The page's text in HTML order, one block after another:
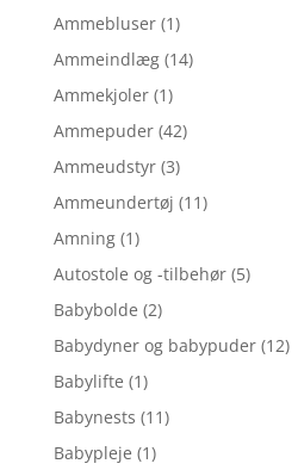
Ammebluser (1)
Ammeindlæg (14)
Ammekjoler (1)
Ammepuder (42)
Ammeudstyr (3)
Ammeundertøj (11)
Amning (1)
Autostole og -tilbehør (5)
Babybolde (2)
Babydyner og babypuder (12)
Babylifte (1)
Babynests (11)
Babypleje (1)